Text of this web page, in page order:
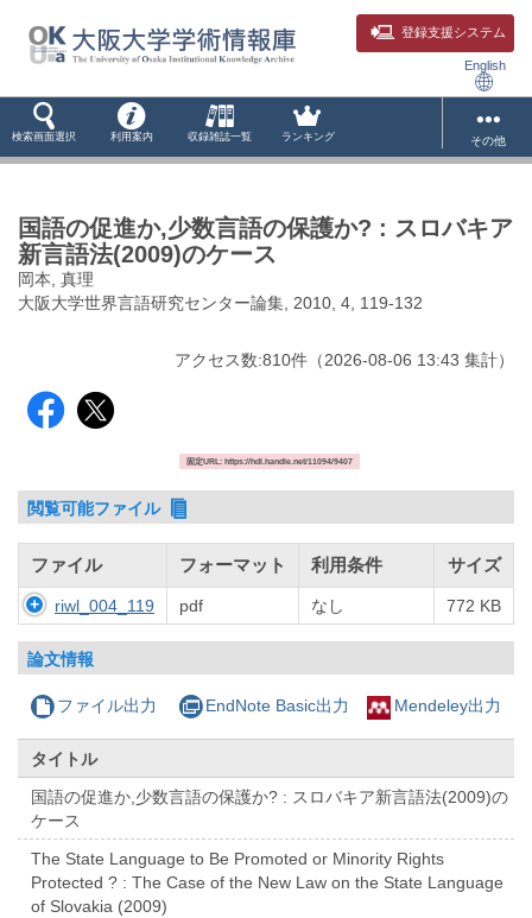
登録支援システム
English
検索画面選択 利用案内 収録雑誌一覧 ランキング その他
国語の促進か,少数言語の保護か? : スロバキア
新言語法(2009)のケース
岡本, 真理
大阪大学世界言語研究センター論集, 2010, 4, 119-132
アクセス数:810件 （2026-08-06 13:43 集計）
固定URL: https://hdl.handle.net/11094/9407
閲覧可能ファイル
ファイル フォーマット 利用条件 サイズ
riwl_004_119 pdf なし 772 KB
論文情報
ファイル出力 EndNote Basic出力 Mendeley出力
タイトル
国語の促進か,少数言語の保護か? : スロバキア新言語法(2009)の
ケース
The State Language to Be Promoted or Minority Rights
Protected ? : The Case of the New Law on the State Language
of Slovakia (2009)